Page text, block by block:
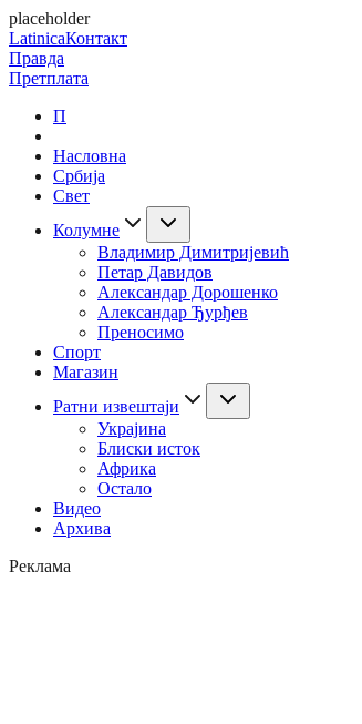
placeholder
LatinicaКонтакт
Правда
Претплата
П
Насловна
Србија
Свет
Колумне
Владимир Димитријевић
Петар Давидов
Александар Дорошенко
Александар Ђурђев
Преносимо
Спорт
Магазин
Ратни извештаји
Украјина
Блиски исток
Африка
Остало
Видео
Архива
Реклама